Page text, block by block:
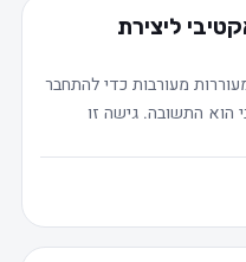
ליצירת
מעורבות כדי להתחבר
הוא התשובה. גישה זו